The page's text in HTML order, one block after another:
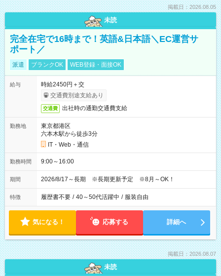
掲載日：2026.08.05
未読
完全在宅で16時まで！英語&日本語＼EC運営サ
ポート／
派遣 ブランクOK WEB登録・面接OK
給与
時給2450円＋交
交通費別途支給あり
交通費 出社時の通勤交通費支給
勤務地
東京都港区
六本木駅から徒歩3分
IT・Web・通信
勤務時間 9:00～16:00
期間 2026/8/17～長期 ※長期更新予定 ※8月～OK！
特徴 履歴書不要 / 40～50代活躍中 / 服装自由
気になる！ 応募する 詳細へ
掲載日：2026.08.07
未読